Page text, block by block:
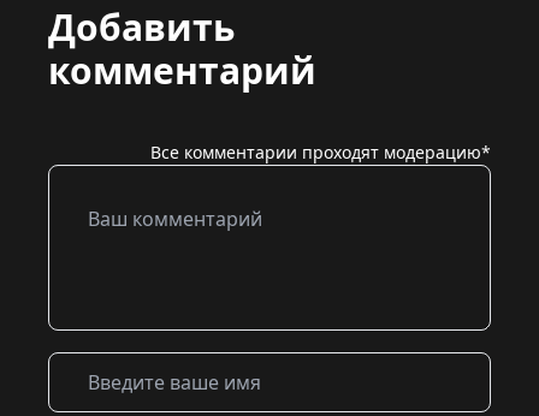
Добавить
комментарий
Все комментарии проходят модерацию*